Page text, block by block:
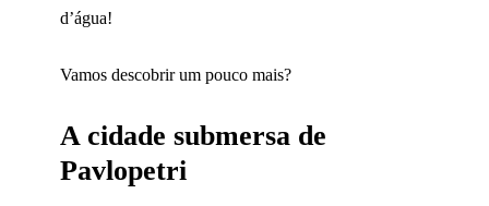
d’água!
Vamos descobrir um pouco mais?
A cidade submersa de
Pavlopetri